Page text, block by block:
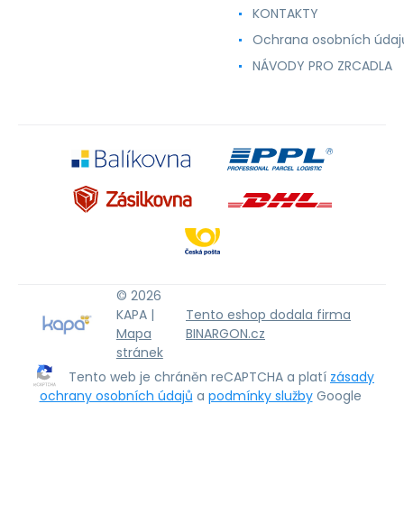
KONTAKTY
Ochrana osobních
NÁVODY PRO ZRCADLA
© 2026
KAPA |
Mapa
stránek
Tento eshop dodala firma
BINARGON.cz
Tento web je chráněn reCAPTCHA a platí zásady
ochrany osobních údajů a podmínky služby Google